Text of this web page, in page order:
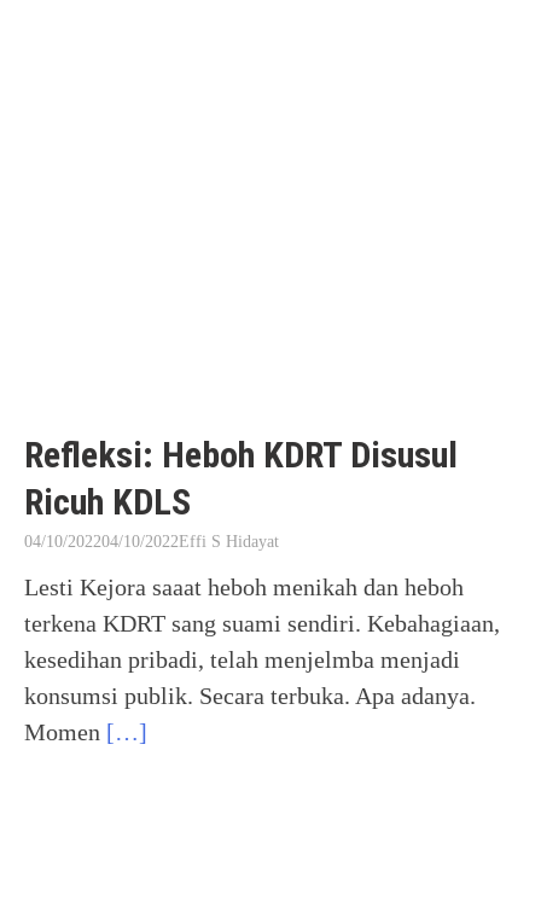
Refleksi: Heboh KDRT Disusul
Ricuh KDLS
04/10/202204/10/2022Effi S Hidayat
Lesti Kejora saaat heboh menikah dan heboh
terkena KDRT sang suami sendiri. Kebahagiaan,
kesedihan pribadi, telah menjelmba menjadi
konsumsi publik. Secara terbuka. Apa adanya.
Momen […]